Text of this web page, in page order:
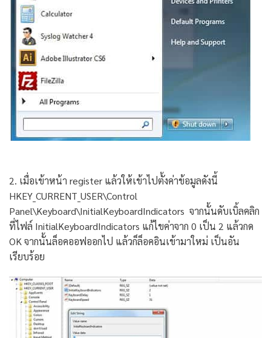
2. เมื่อเข้าหน้า register แล้วให้เข้าไปตั้งค่าข้อมูลดังนี้
HKEY_CURRENT_USER\Control
Panel\Keyboard\InitialKeyboardIndicators จากนั้นดับเบิ้ลคลิก
ที่ไฟล์ InitialKeyboardIndicators แก้ไขค่าจาก 0 เป็น 2 แล้วกด
OK จากนั้นล็อคออฟออกไป แล้วก็ล็อคอินเข้ามาใหม่ เป็นอัน
เรียบร้อย